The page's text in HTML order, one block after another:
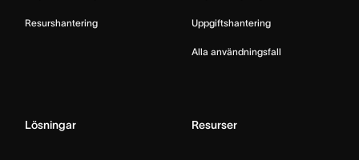
Resurshantering Uppgiftshantering
Alla användningsfall
Lösningar Resurser